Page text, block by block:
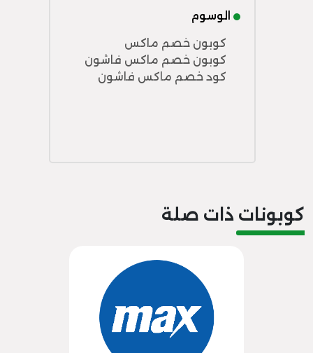
الوسوم
كوبون خصم ماكس
كوبون خصم ماكس فاشون
كود خصم ماكس فاشون
كوبونات ذات صلة